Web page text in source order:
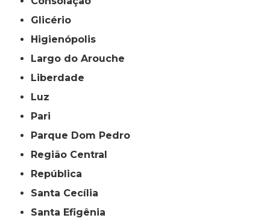
Glicério
Higienópolis
Largo do Arouche
Liberdade
Luz
Pari
Parque Dom Pedro
Região Central
República
Santa Cecília
Santa Efigênia